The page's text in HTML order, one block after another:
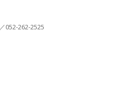
052-262-2525